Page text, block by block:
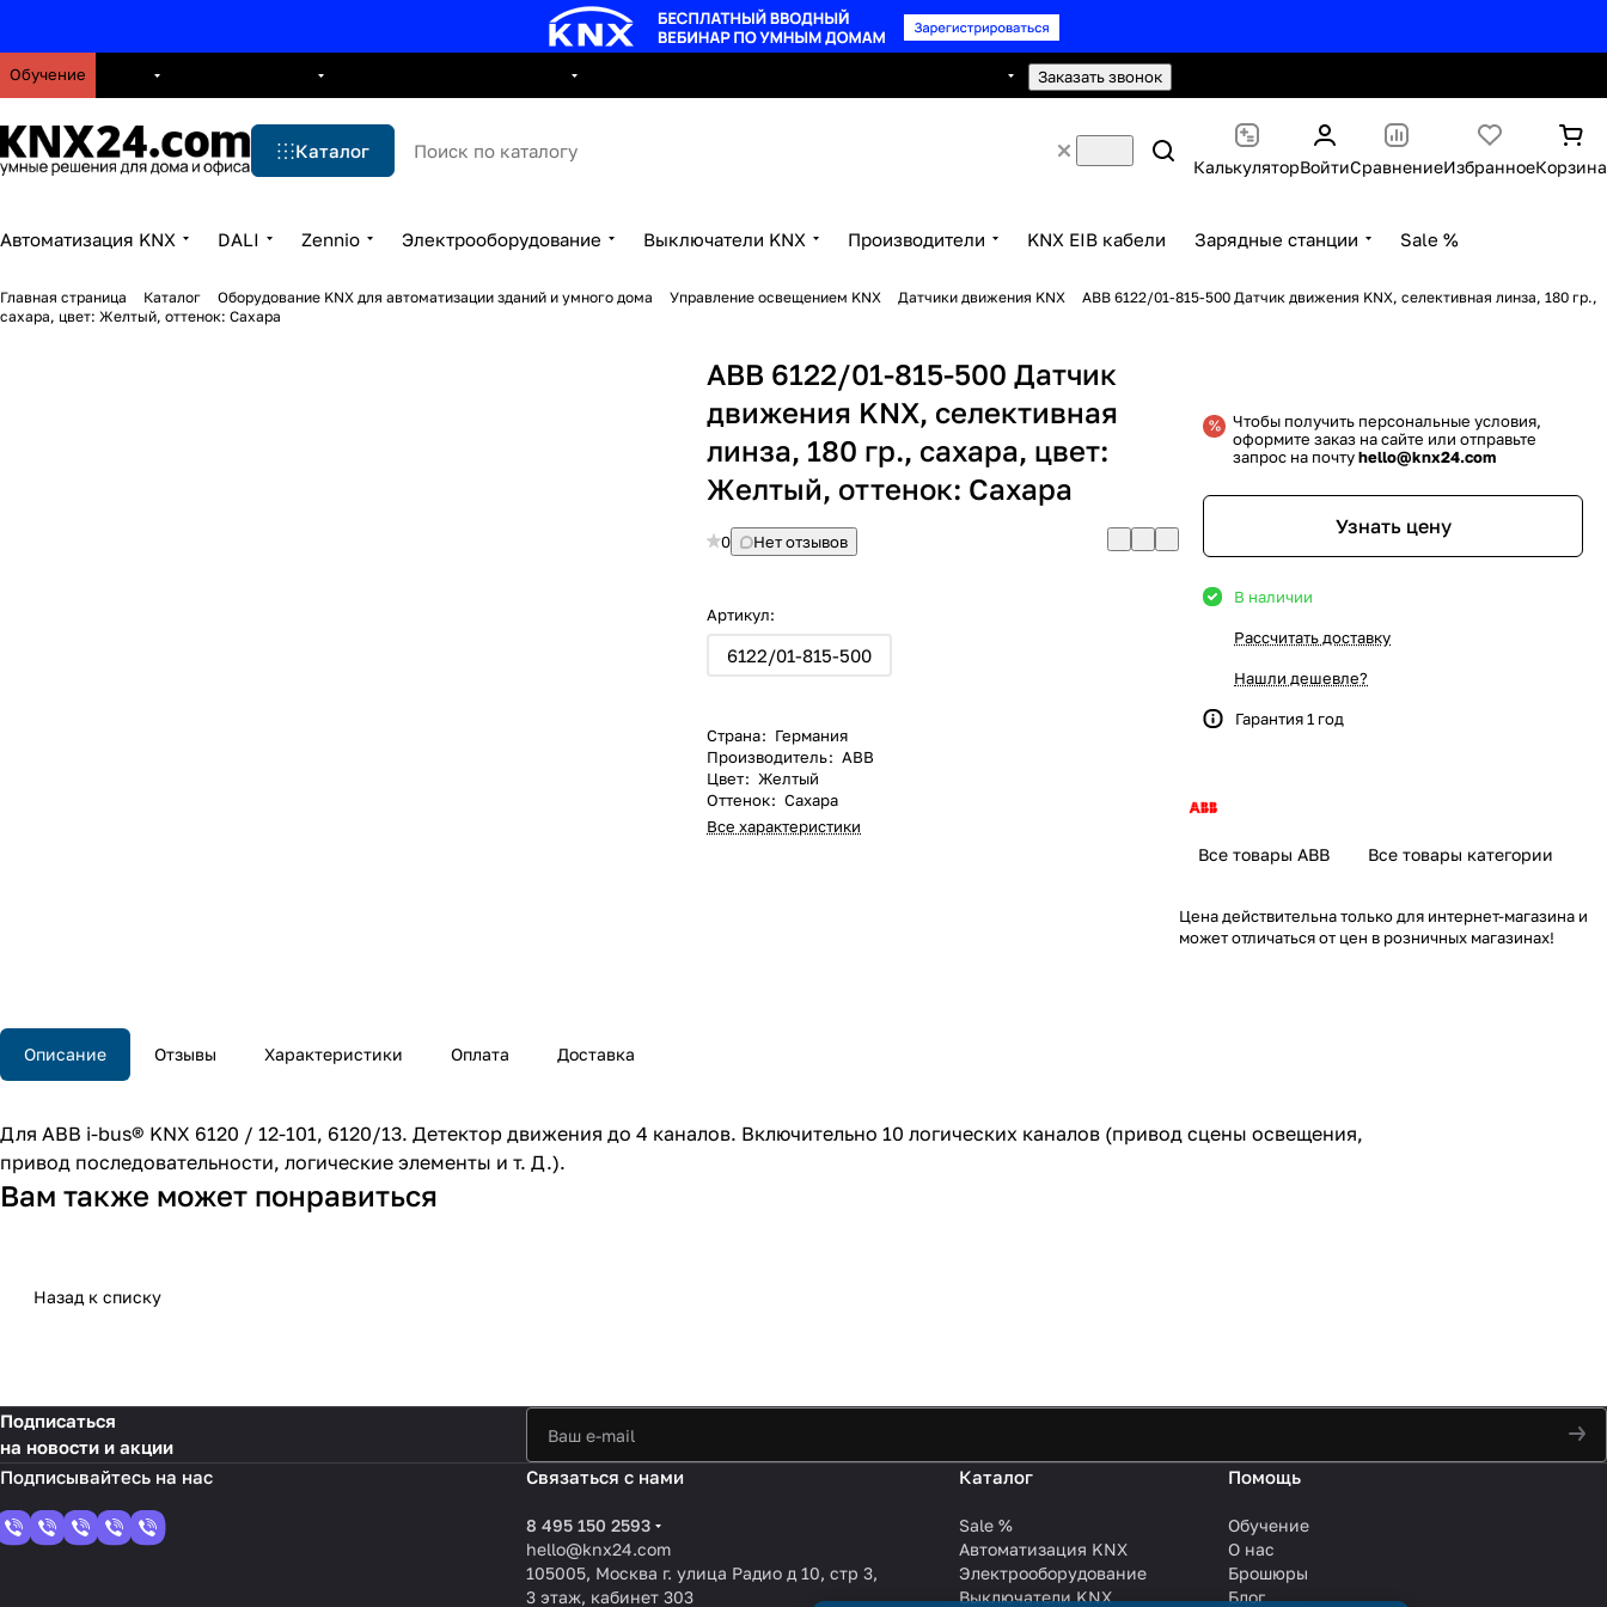
Обучение Заказать звонок
Каталог
КалькуляторВойтиСравнениеИзбранноеКорзина
Автоматизация KNX DALI Zennio Электрооборудование Выключатели KNX Производители KNX EIB кабели Зарядные станции Sale %
Главная страница Каталог Оборудование KNX для автоматизации зданий и умного дома Управление освещением KNX Датчики движения KNX
ABB 6122/01-815-500 Датчик движения KNX, селективная линза, 180 гр.,
сахара, цвет: Желтый, оттенок: Сахара
ABB 6122/01-815-500 Датчик
движения KNX, селективная
линза, 180 гр., сахара, цвет:
Желтый, оттенок: Сахара
0 Нет отзывов
Артикул:
6122/01-815-500
Страна: Германия
Производитель: ABB
Цвет: Желтый
Оттенок: Сахара
Все характеристики
Чтобы получить персональные условия,
оформите заказ на сайте или отправьте
запрос на почтуhello@knx24.com
Узнать цену
В наличии
Рассчитать доставку
Нашли дешевле?
Гарантия 1 год
Все товары ABB Все товары категории
Цена действительна только для интернет-магазина и
может отличаться от цен в розничных магазинах!
Описание Отзывы Характеристики Оплата Доставка
Для ABB i-bus® KNX 6120 / 12-101, 6120/13. Детектор движения до 4 каналов. Включительно 10 логических каналов (привод сцены освещения,
привод последовательности, логические элементы и т. Д.).
Вам также может понравиться
Назад к списку
Подписаться
на новости и акции
Связаться с нами
8 495 150 2593
hello@knx24.com
105005, Москва г. улица Радио д 10, стр 3,
3 этаж, кабинет 303
Каталог
Sale %
Автоматизация KNX
Электрооборудование
Выключатели KNX
Помощь
Обучение
О нас
Брошюры
Блог